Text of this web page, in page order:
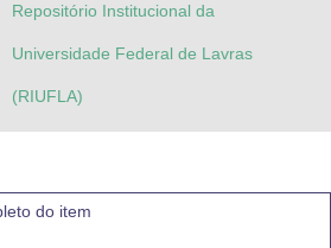
Repositório Institucional da
Universidade Federal de Lavras
(RIUFLA)
do item